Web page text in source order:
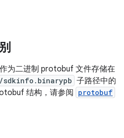
为二进制 protobuf 文件存储在
sdkinfo.binarypb 子路径中的
结构，请参阅
protobuf